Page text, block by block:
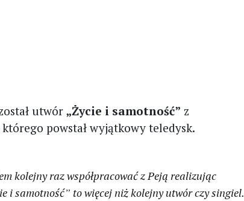
utwór „Życie i samotność” z
którego powstał wyjątkowy teledysk.
kolejny raz współpracować z Peją realizując
i samotność” to więcej niż kolejny utwór czy singiel.